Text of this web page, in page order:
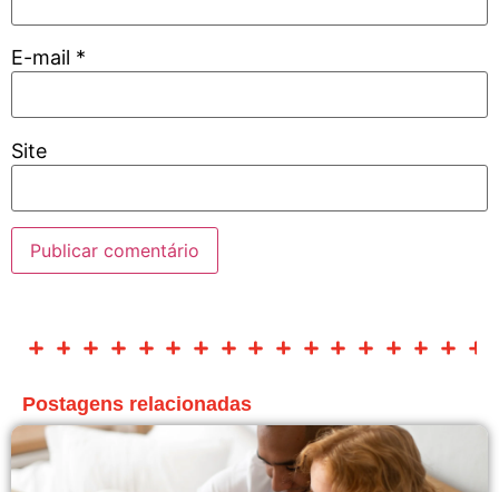
E-mail *
Site
Postagens relacionadas